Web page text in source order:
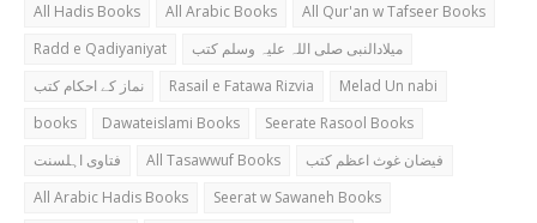
All Hadis Books
All Arabic Books
All Qur'an w Tafseer Books
Radd e Qadiyaniyat
میلادالنبی صلی اللہ علیہ وسلم کتب
نماز کے احکام کتب
Rasail e Fatawa Rizvia
Melad Un nabi
books
Dawateislami Books
Seerate Rasool Books
فتاوی اہلسنت
All Tasawwuf Books
فیضان غوث اعظم کتب
All Arabic Hadis Books
Seerat w Sawaneh Books